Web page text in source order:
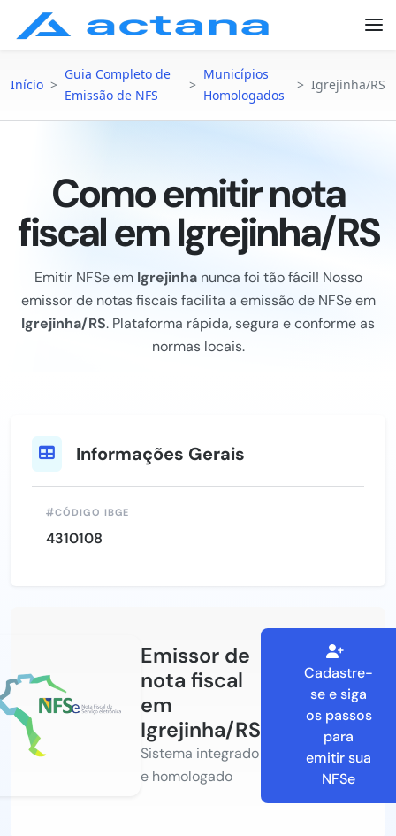
Início >
Guia Completo de
Emissão de NFS
>
Municípios
Homologados
> Igrejinha/RS
Como emitir nota
fiscal em Igrejinha/RS
Emitir NFSe em Igrejinhanunca foi tão fácil! Nosso
emissor de notas fiscais facilita a emissão de NFSe em
Igrejinha/RS. Plataforma rápida, segura e conforme as
normas locais.
Informações Gerais
CÓDIGO IBGE
4310108
Emissor de
nota fiscal
em
Igrejinha/RS
Sistema integrado
e homologado
Cadastre-
se e siga
os passos
para
emitir sua
NFSe